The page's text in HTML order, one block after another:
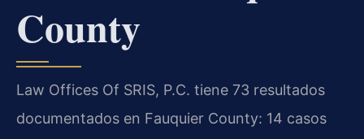
County
Law Offices Of SRIS, P.C. tiene 73 resultados
documentados en Fauquier County: 14 casos